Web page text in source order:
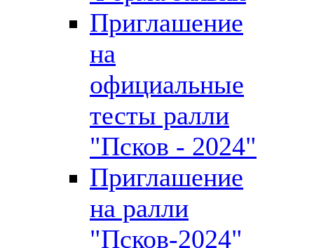
Приглашение
на
официальные
тесты ралли
"Псков - 2024"
Приглашение
на ралли
"Псков-2024"